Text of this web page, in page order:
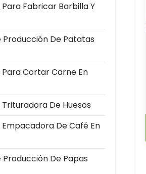
Para Fabricar Barbilla Y
Producción De Patatas
Para Cortar Carne En
Trituradora De Huesos
Empacadora De Café En
Producción De Papas